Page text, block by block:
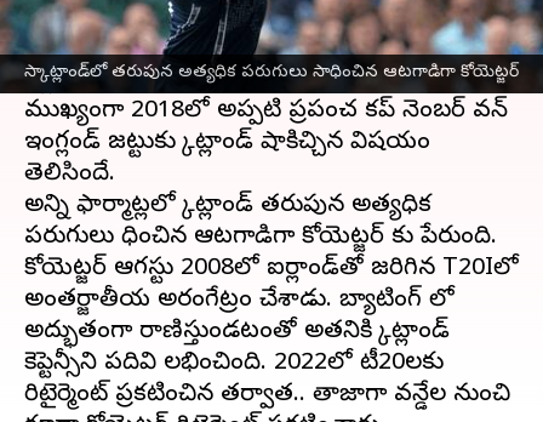
స్కాట్లాండ్‌లో తరుపున అత్యధిక పరుగులు సాధించిన ఆటగాడిగా కోయెట్జర్
స్కాట్లాండ్ మాజీ కెప్టెన్ కైల్ కోయెట్జర్అంతర్జాతీయ
క్రికెట్‌కు రిటైర్మెంట్ప్రకటించాడు. కోయెట్జర్ కెప్టెన్సీలో
స్కాట్లాండ్ పలు సంచలన విజయాలు సాధించింది.
ముఖ్యంగా 2018లో అప్పటి ప్రపంచ కప్ నెంబర్ వన్
ఇంగ్లండ్‌ జట్టుకు స్కాట్లాండ్ షాకిచ్చిన విషయం
తెలిసిందే.
అన్ని ఫార్మాట్లలో స్కాట్లాండ్ తరుపున అత్యధిక
పరుగులు సాధించిన ఆటగాడిగా కోయెట్జర్ కు పేరుంది.
కోయెట్జర్ ఆగస్టు 2008లో ఐర్లాండ్‌తో జరిగిన T20Iలో
అంతర్జాతీయ అరంగేట్రం చేశాడు. బ్యాటింగ్ లో
అద్భుతంగా రాణిస్తుండటంతో అతనికి స్కాట్లాండ్
కెప్టెన్సీని పదివి లభించింది. 2022లో టీ20లకు
రిటైర్మెంట్ ప్రకటించిన తర్వాత.. తాజాగా వన్డేల నుంచి